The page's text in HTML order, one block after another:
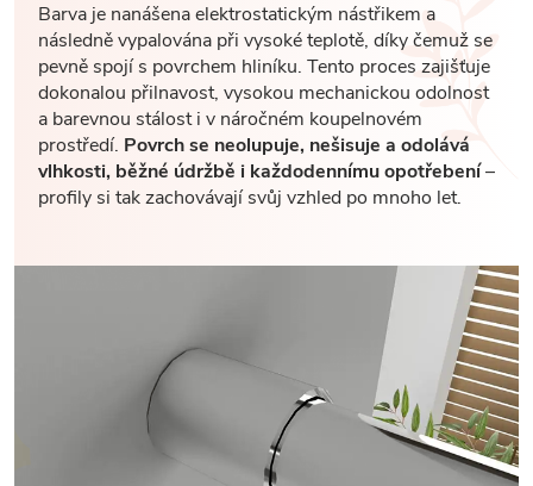
Barva je nanášena elektrostatickým nástřikem a
následně vypalována při vysoké teplotě, díky čemuž se
pevně spojí s povrchem hliníku. Tento proces zajišťuje
dokonalou přilnavost, vysokou mechanickou odolnost
a barevnou stálost i v náročném koupelnovém
prostředí. Povrch se neolupuje, nešisuje a odolává
vlhkosti, běžné údržbě i každodennímu opotřebení–
profily si tak zachovávají svůj vzhled po mnoho let.